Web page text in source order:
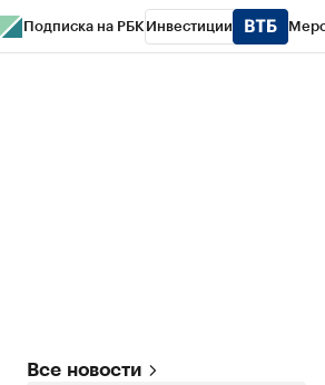
Подписка на РБК Инвестиции
Все новости